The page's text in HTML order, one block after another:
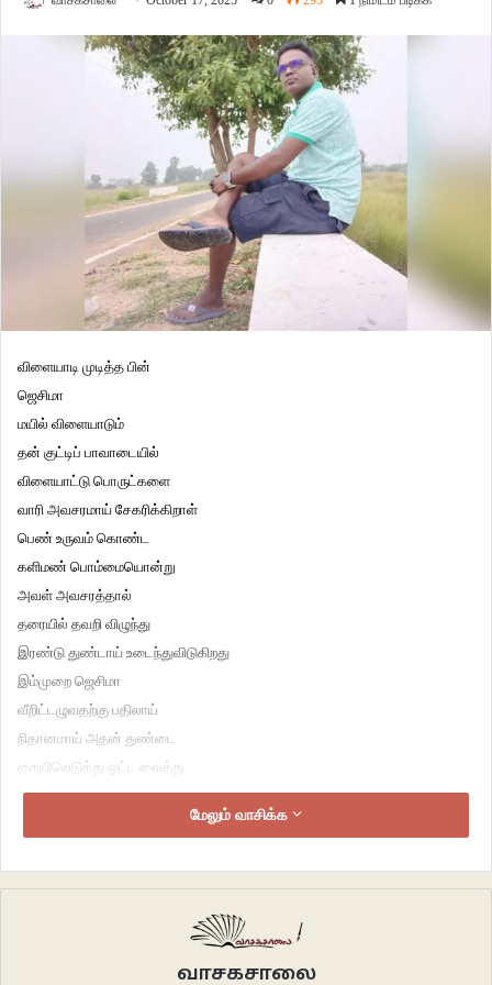
விளையாடி முடித்த பின்
ஜெசிமா
மயில் விளையாடும்
தன் குட்டிப் பாவாடையில்
விளையாட்டு பொருட்களை
வாரி அவசரமாய் சேகரிக்கிறாள்
பெண் உருவம் கொண்ட
களிமண் பொம்மையொன்று
அவள் அவசரத்தால்
தரையில் தவறி விழுந்து
இரண்டு துண்டாய் உடைந்துவிடுகிறது
இம்முறை ஜெசிமா
வீறிட்டழுவதற்கு பதிலாய்
நிதானமாய் அதன் துண்டை
கையிலெடுத்து ஓட்ட வைத்து
தனது சின்னஞ்சிறிய
பால்யத்திற்குள் நுழைய முடியாமல்
மேலும் வாசிக்க
வாசகசாலை